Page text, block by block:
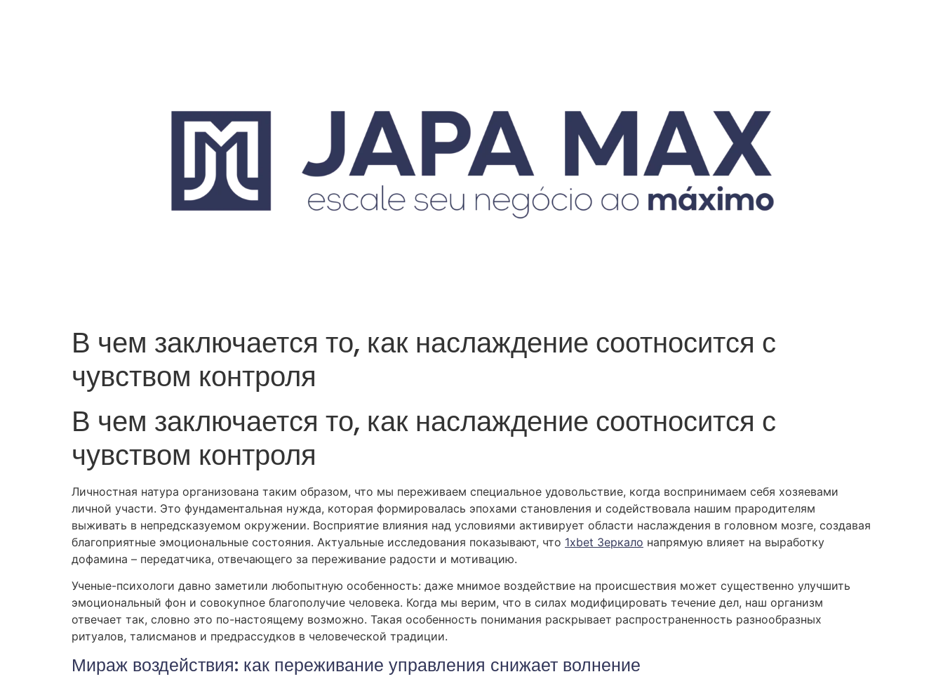
В чем заключается то, как наслаждение соотносится с
чувством контроля
В чем заключается то, как наслаждение соотносится с
чувством контроля
Личностная натура организована таким образом, что мы переживаем специальное удовольствие, когда воспринимаем себя хозяевами
личной участи. Это фундаментальная нужда, которая формировалась эпохами становления и содействовала нашим прародителям
выживать в непредсказуемом окружении. Восприятие влияния над условиями активирует области наслаждения в головном мозге, создавая
благоприятные эмоциональные состояния. Актуальные исследования показывают, что 1xbet Зеркало напрямую влияет на выработку
дофамина – передатчика, отвечающего за переживание радости и мотивацию.
Ученые-психологи давно заметили любопытную особенность: даже мнимое воздействие на происшествия может существенно улучшить
эмоциональный фон и совокупное благополучие человека. Когда мы верим, что в силах модифицировать течение дел, наш организм
отвечает так, словно это по-настоящему возможно. Такая особенность понимания раскрывает распространенность разнообразных
ритуалов, талисманов и предрассудков в человеческой традиции.
Мираж воздействия: как переживание управления снижает волнение